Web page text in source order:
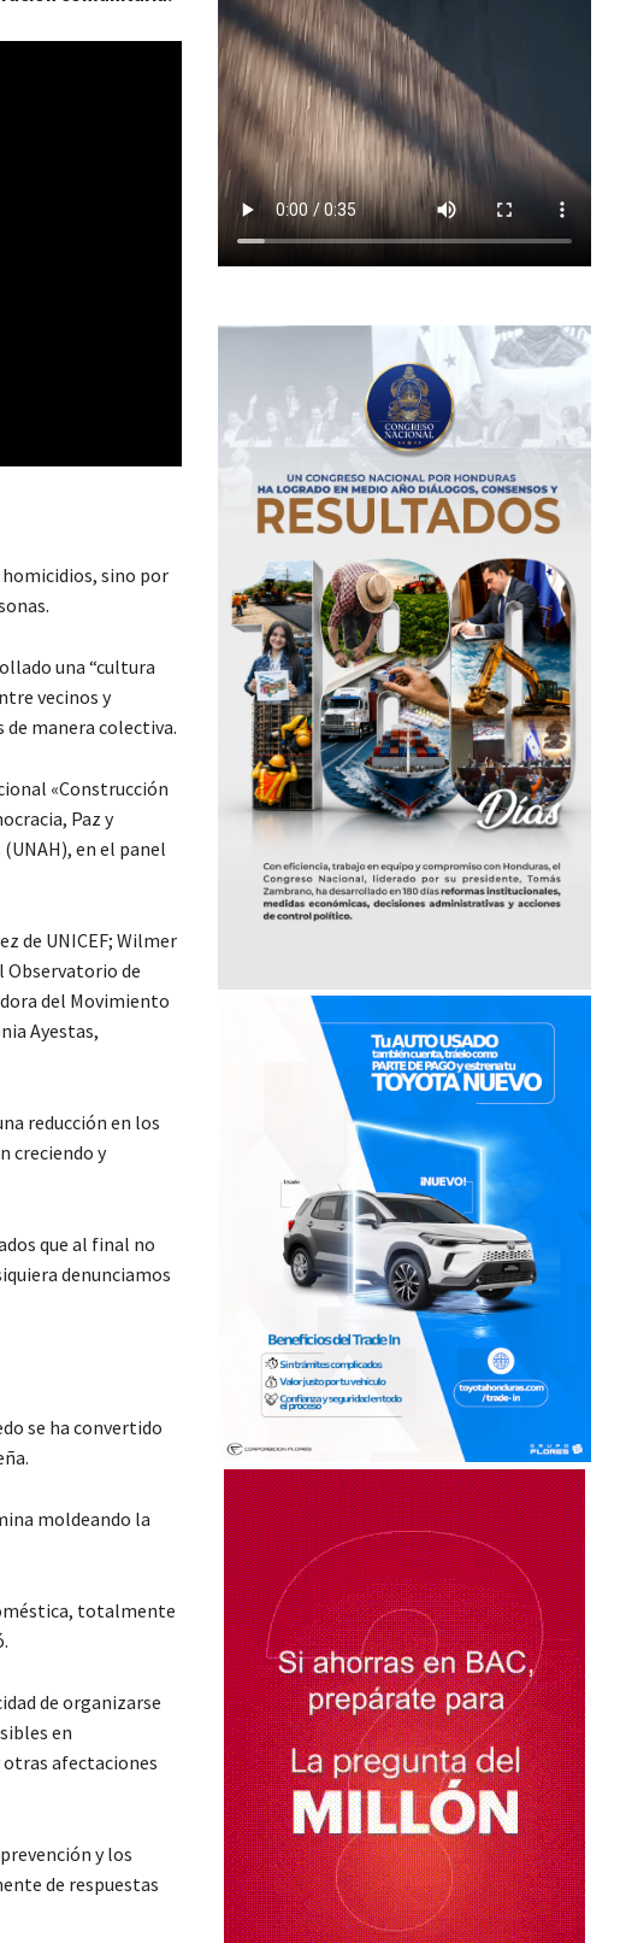
homicidios, sino por
una “cultura
vecinos y
manera colectiva.
«Construcción
Paz y
en el panel
de UNICEF; Wilmer
Observatorio de
del Movimiento
Ayestas,
reducción en los
creciendo y
que al final no
denunciamos
se ha convertido
moldeando la
totalmente
de organizarse
en
otras afectaciones
y los
de respuestas